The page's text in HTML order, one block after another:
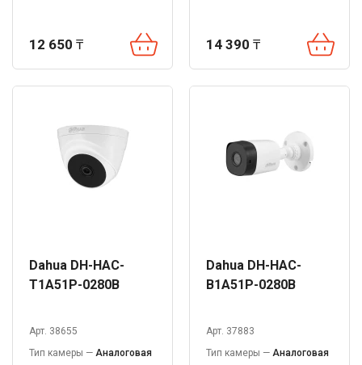
12 650 ₸ 14 390 ₸
Dahua DH-HAC-
T1A51P-0280B
Арт. 38655
Тип камеры — Аналоговая
Dahua DH-HAC-
B1A51P-0280B
Арт. 37883
Тип камеры — Аналоговая